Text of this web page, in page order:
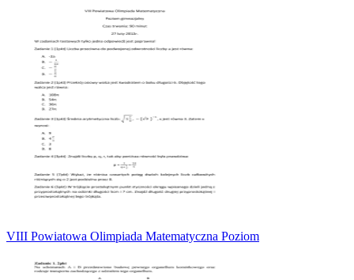
VIII Powiatowa Olimpiada Matematyczna Poziom